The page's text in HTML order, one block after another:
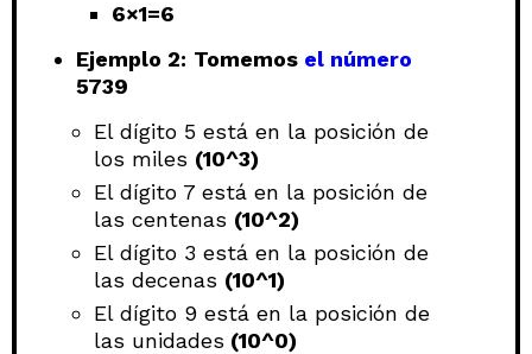
6×1=6
Ejemplo 2: Tomemos el número
5739
El dígito 5 está en la posición de
los miles (10^3)
El dígito 7 está en la posición de
las centenas (10^2)
El dígito 3 está en la posición de
las decenas (10^1)
El dígito 9 está en la posición de
las unidades (10^0)